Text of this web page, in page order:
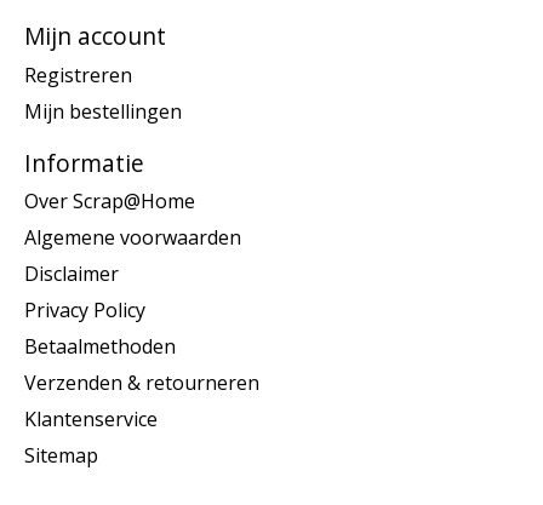
Mijn account
Registreren
Mijn bestellingen
Informatie
Over Scrap@Home
Algemene voorwaarden
Disclaimer
Privacy Policy
Betaalmethoden
Verzenden & retourneren
Klantenservice
Sitemap